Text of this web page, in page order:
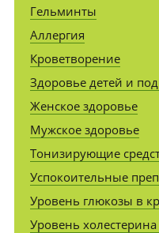
Гельминты
Аллергия
Кроветворение
Здоровье детей и
Женское здоровье
Мужское здоровье
Тонизирующие
Успокоительные
Уровень глюкозы в
Уровень